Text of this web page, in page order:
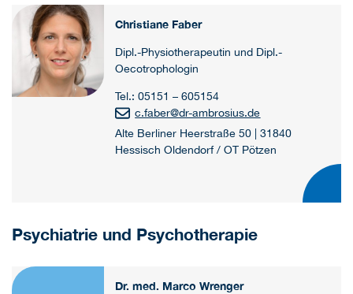
Christiane Faber
Dipl.-Physiotherapeutin und Dipl.-
Oecotrophologin
Tel.: 05151 – 605154
c.faber@dr-ambrosius.de
Alte Berliner Heerstraße 50 | 31840
Hessisch Oldendorf / OT Pötzen
Psychiatrie und Psychotherapie
Dr. med. Marco Wrenger